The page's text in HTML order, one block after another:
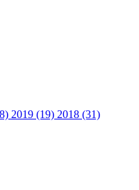
2019 (19) 2018 (31)